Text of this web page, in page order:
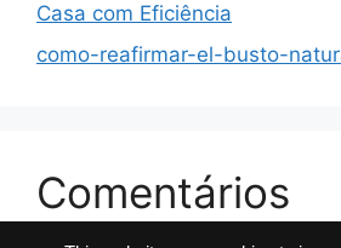
Casa com Eficiência
como-reafirmar-el-busto-
Comentários